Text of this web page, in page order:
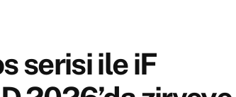
serisi ile iF